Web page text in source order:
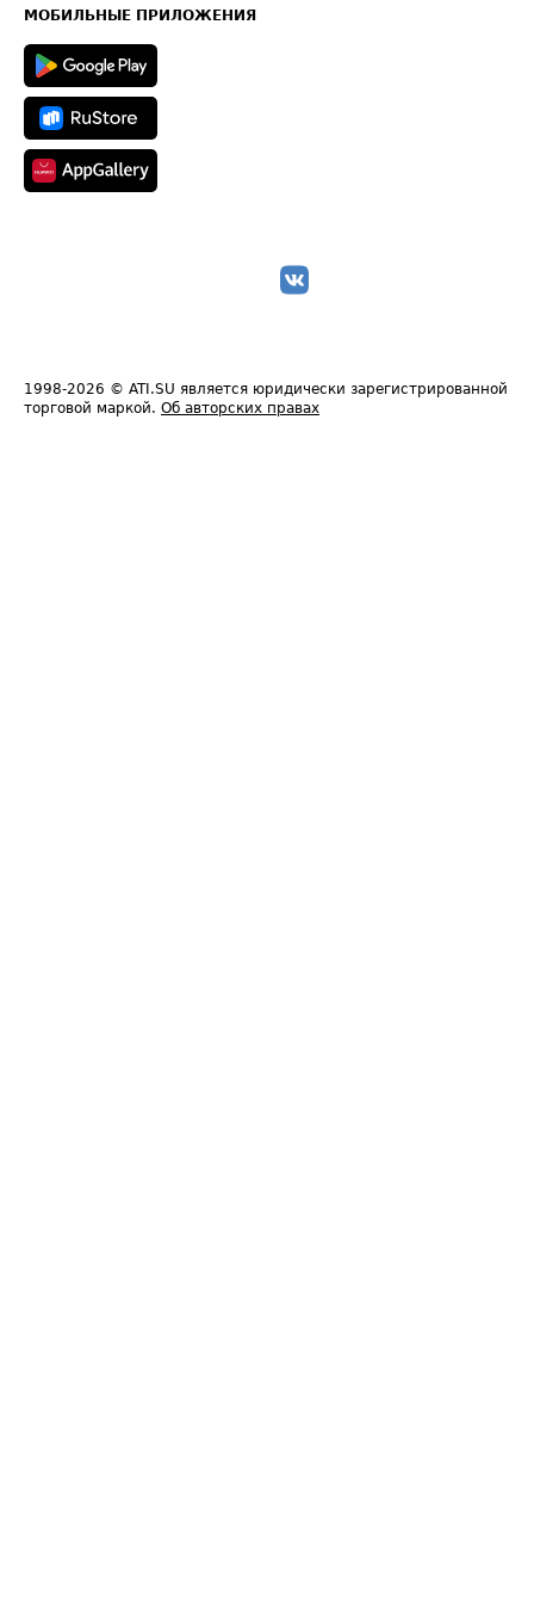
Техническая информация
МОБИЛЬНЫЕ ПРИЛОЖЕНИЯ
1998-2026 © ATI.SU является юридически зарегистрированной
торговой маркой. Об авторских правах